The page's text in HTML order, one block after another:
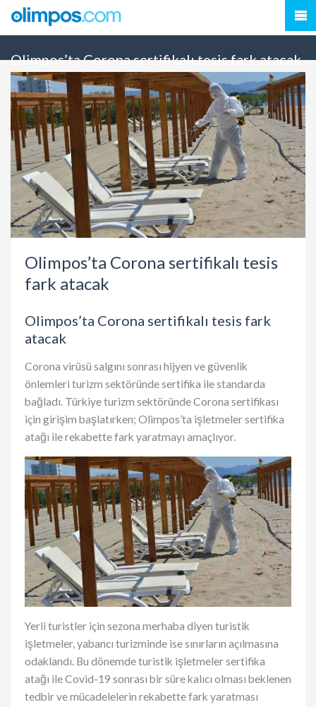
Olimpos’ta Corona sertifikalı tesis fark atacak
Olimpos’ta Corona sertifikalı tesis
fark atacak
Olimpos’ta Corona sertifikalı tesis fark
atacak
Corona virüsü salgını sonrası hijyen ve güvenlik
önlemleri turizm sektöründe sertifika ile standarda
bağladı. Türkiye turizm sektöründe Corona sertifikası
için girişim başlatırken; Olimpos’ta işletmeler sertifika
atağı ile rekabette fark yaratmayı amaçlıyor.
Yerli turistler için sezona merhaba diyen turistik
işletmeler, yabancı turizminde ise sınırların açılmasına
odaklandı. Bu dönemde turistik işletmeler sertifika
atağı ile Covid-19 sonrası bir süre kalıcı olması beklenen
tedbir ve mücadelelerin rekabette fark yaratması